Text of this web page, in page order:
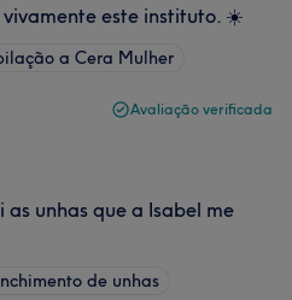
este instituto. ☀️
a Cera Mulher
Avaliação verificada
unhas que a Isabel me
de unhas